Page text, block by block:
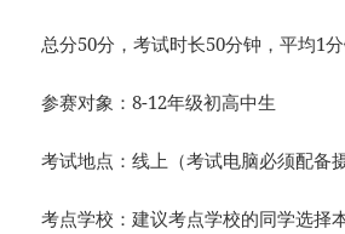
总分50分，考试时长50分钟，平均1
参赛对象：8-12年级初高中生
考试地点：线上（考试电脑必须配备
考点学校：建议考点学校的同学选择